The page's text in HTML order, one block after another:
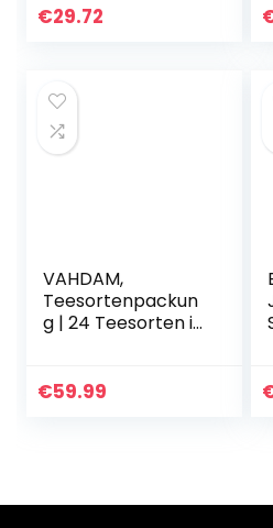
Hokkaido-melk,
€29.72
VAHDAM,
Teesortenpackun
g | 24 Teesorten in
100% natürliche
€59.99